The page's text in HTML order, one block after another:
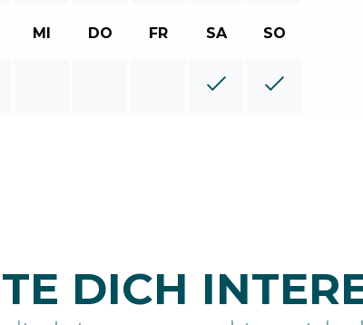
MI DO FR SA SO
DICH